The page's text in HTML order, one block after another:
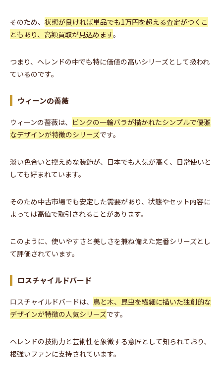
そのため、 状態が良ければ単品でも1万円を超える査定がつくこ
ともあり、高額買取が見込めます。
つまり、ヘレンドの中でも特に価値の高いシリーズとして扱われ
ているのです。
ウィーンの薔薇
ウィーンの薔薇は、 ピンクの一輪バラが描かれたシンプルで優雅
なデザインが特徴のシリーズです。
淡い色合いと控えめな装飾が、日本でも人気が高く、日常使いと
しても好まれています。
そのため中古市場でも安定した需要があり、状態やセット内容に
よっては高値で取引されることがあります。
このように、使いやすさと美しさを兼ね備えた定番シリーズとし
て評価されています。
ロスチャイルドバード
ロスチャイルドバードは、 鳥と木、昆虫を繊細に描いた独創的な
デザインが特徴の人気シリーズです。
ヘレンドの技術力と芸術性を象徴する意匠として知られており、
根強いファンに支持されています。